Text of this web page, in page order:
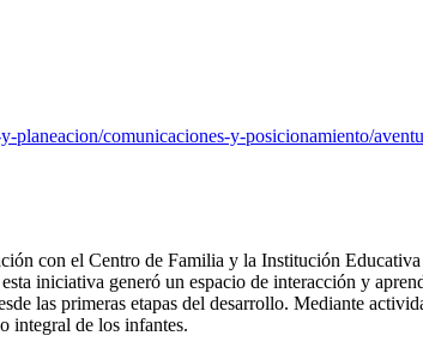
planeacion/comunicaciones-y-posicionamiento/
con el Centro de Familia y la Institución
iniciativa generó un espacio de interacción y
las primeras etapas del desarrollo. Mediante
integral de los infantes.